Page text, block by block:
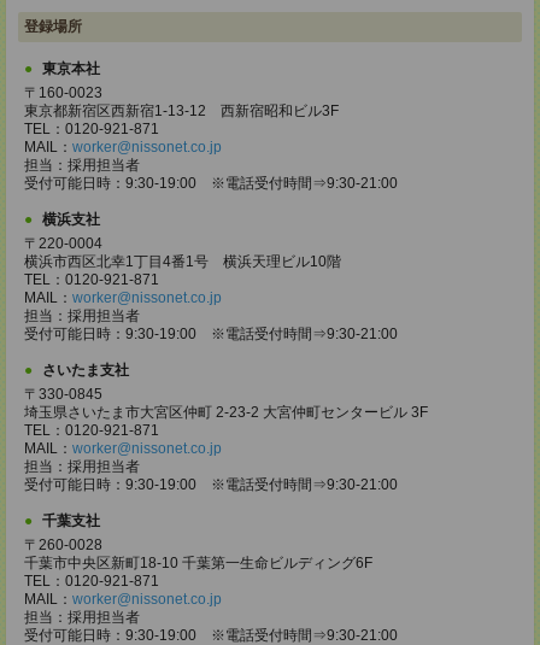
登録場所
東京本社
〒160-0023
東京都新宿区西新宿1-13-12 西新宿昭和ビル3F
TEL：0120-921-871
MAIL： worker@nissonet.co.jp
担当：採用担当者
受付可能日時：9:30-19:00 ※電話受付時間⇒9:30-21:00
横浜支社
〒220-0004
横浜市西区北幸1丁目4番1号 横浜天理ビル10階
TEL：0120-921-871
MAIL： worker@nissonet.co.jp
担当：採用担当者
受付可能日時：9:30-19:00 ※電話受付時間⇒9:30-21:00
さいたま支社
〒330-0845
埼玉県さいたま市大宮区仲町 2-23-2 大宮仲町センタービル 3F
TEL：0120-921-871
MAIL： worker@nissonet.co.jp
担当：採用担当者
受付可能日時：9:30-19:00 ※電話受付時間⇒9:30-21:00
千葉支社
〒260-0028
千葉市中央区新町18-10 千葉第一生命ビルディング6F
TEL：0120-921-871
MAIL： worker@nissonet.co.jp
担当：採用担当者
受付可能日時：9:30-19:00 ※電話受付時間⇒9:30-21:00